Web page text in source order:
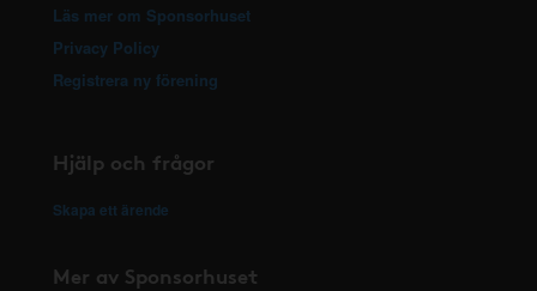
Läs mer om Sponsorhuset
Privacy Policy
Registrera ny förening
Hjälp och frågor
Skapa ett ärende
Mer av Sponsorhuset